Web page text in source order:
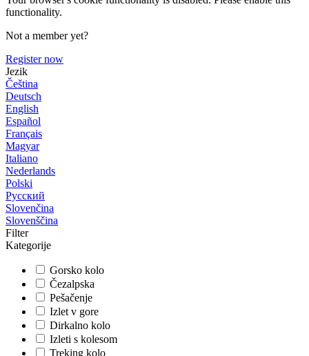
functionality.
Not a member yet?
Register now
Jezik
Čeština
Deutsch
English
Español
Français
Magyar
Italiano
Nederlands
Polski
Русский
Slovenčina
Slovenščina
Filter
Kategorije
Gorsko kolo
Čezalpska
Pešačenje
Izlet v gore
Dirkalno kolo
Izleti s kolesom
Treking kolo